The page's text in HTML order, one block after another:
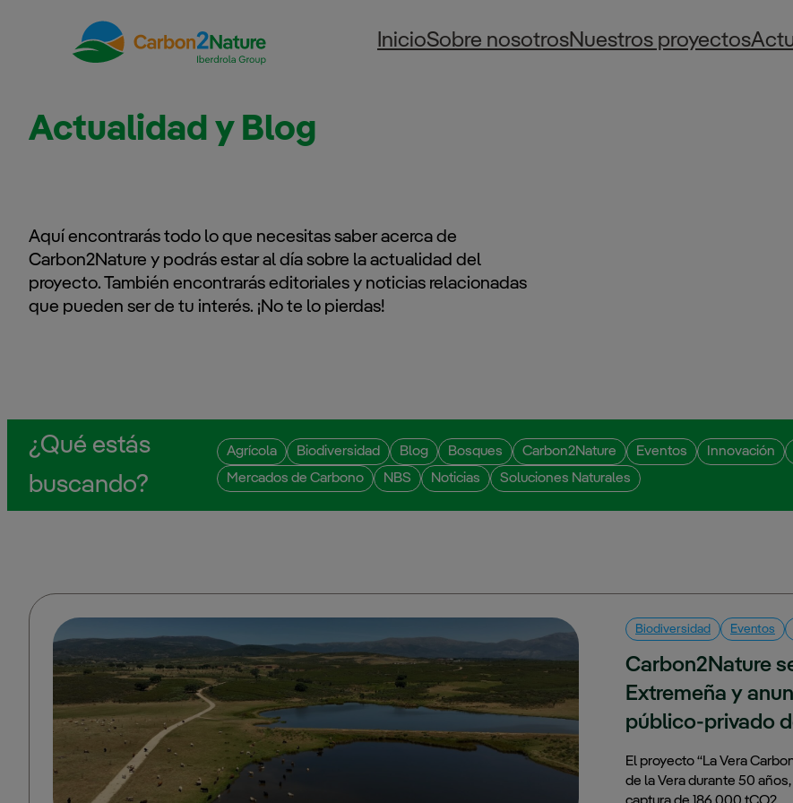
InicioSobre nosotrosNuestros proyectos
Actualidad y Blog
Aquí encontrarás todo lo que necesitas saber acerca de
Carbon2Nature y podrás estar al día sobre la actualidad del
proyecto. También encontrarás editoriales y noticias relacionadas
que pueden ser de tu interés. ¡No te lo pierdas!
¿Qué estás
buscando?
Agrícola Biodiversidad Blog Bosques Carbon2Nature Eventos Innovación
Mercados de Carbono
NBS Noticias Soluciones Naturales
Biodiversidad Eventos
Carbon2Nature
Extremeña y
público-privado
El proyecto “La Vera
de la Vera durante 50